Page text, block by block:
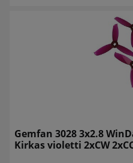
Gemfan 3028 3x2.8
Kirkas violetti 2xCW